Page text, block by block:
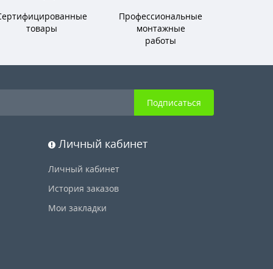
товары
Профессиональные
монтажные
работы
Подписаться
Личный кабинет
Личный кабинет
История заказов
Мои закладки